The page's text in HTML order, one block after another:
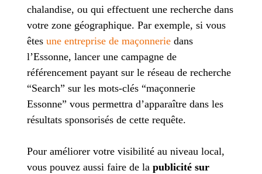
chalandise, ou qui effectuent une recherche dans
votre zone géographique. Par exemple, si vous
êtes une entreprise de maçonneriedans
l’Essonne, lancer une campagne de
référencement payant sur le réseau de recherche
“Search” sur les mots-clés “maçonnerie
Essonne” vous permettra d’apparaître dans les
résultats sponsorisés de cette requête.
Pour améliorer votre visibilité au niveau local,
vous pouvez aussi faire de la publicité sur